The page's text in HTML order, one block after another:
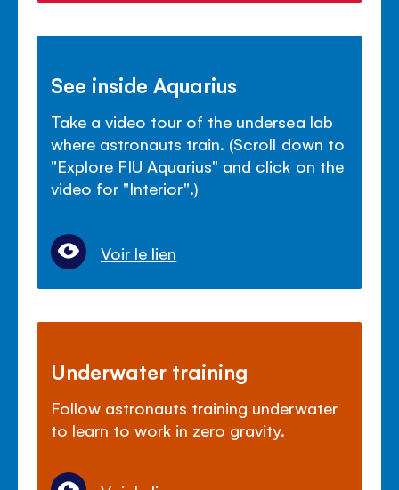
See inside Aquarius
Take a video tour of the undersea lab
where astronauts train. (Scroll down to
"Explore FIU Aquarius" and click on the
video for "Interior".)
Voir le lien
Underwater training
Follow astronauts training underwater
to learn to work in zero gravity.